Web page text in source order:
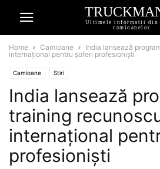
Ultimele informatii din
camioanelor
Home Camioane
India lansează
internațional pentru șoferi profesioniști
Camioane Stiri
India lansează
training
internațional
profesioniști